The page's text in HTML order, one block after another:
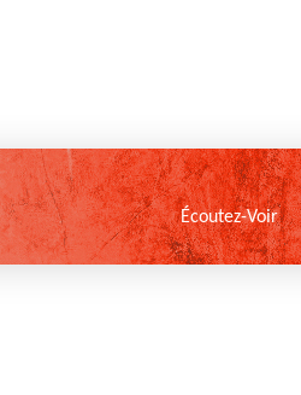
Écoutez-Voir